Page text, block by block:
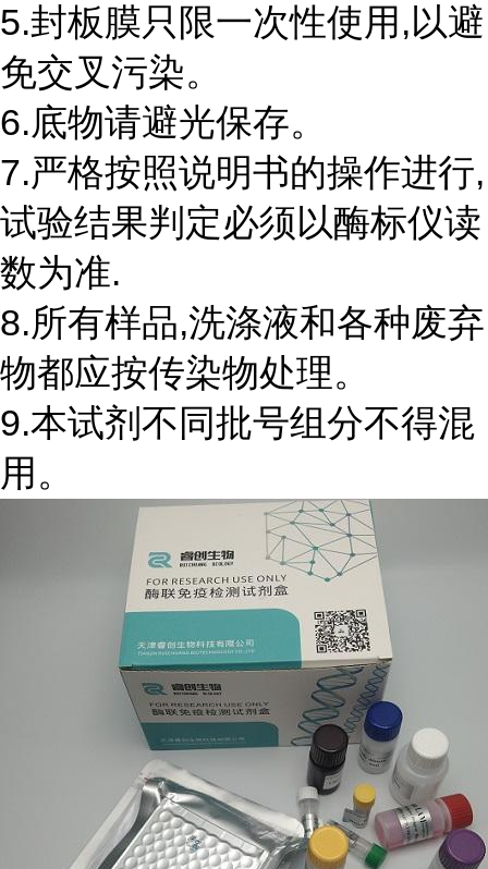
5.封板膜只限一次性使用,以避
免交叉污染。
6.底物请避光保存。
7.严格按照说明书的操作进行,
试验结果判定必须以酶标仪读
数为准.
8.所有样品,洗涤液和各种废弃
物都应按传染物处理。
9.本试剂不同批号组分不得混
用。